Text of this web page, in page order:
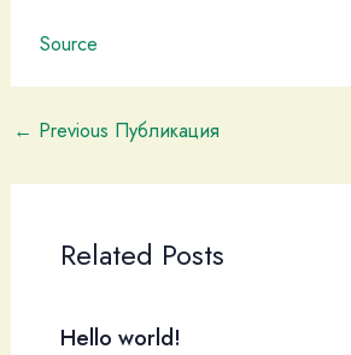
Source
← Previous Публикация
Related Posts
Hello world!